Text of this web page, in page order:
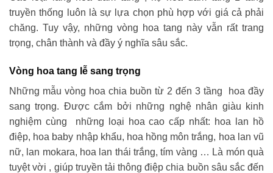
truyền thống luôn là sự lựa chọn phù hợp với giá cả phải
chăng. Tuy vậy, những vòng hoa tang này vẫn rất trang
trọng, chân thành và đầy ý nghĩa sâu sắc.
Vòng hoa tang lễ sang trọng
Những mẫu vòng hoa chia buồn từ 2 đến 3 tầng hoa đầy
sang trọng. Được cắm bởi những nghệ nhân giàu kinh
nghiệm cùng những loại hoa cao cấp nhất: hoa lan hồ
điệp, hoa baby nhập khẩu, hoa hồng môn trắng, hoa lan vũ
nữ, lan mokara, hoa lan thái trắng, tím vàng … Là món quà
tuyệt vời , giúp truyền tải thông điệp chia buồn sâu sắc đến